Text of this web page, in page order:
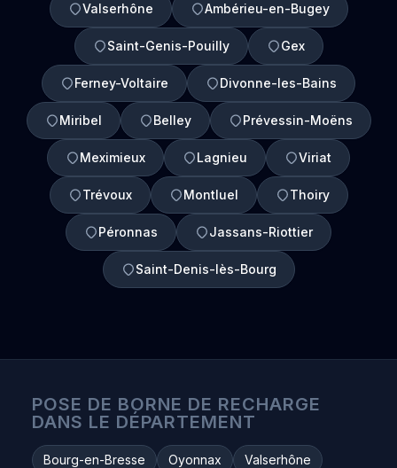
Valserhône Ambérieu-en-Bugey
Saint-Genis-Pouilly Gex
Ferney-Voltaire Divonne-les-Bains
Miribel Belley Prévessin-Moëns
Meximieux Lagnieu Viriat
Trévoux Montluel Thoiry
Péronnas Jassans-Riottier
Saint-Denis-lès-Bourg
POSE DE BORNE DE RECHARGE
DANS LE DÉPARTEMENT
Bourg-en-Bresse Oyonnax
Valserhône